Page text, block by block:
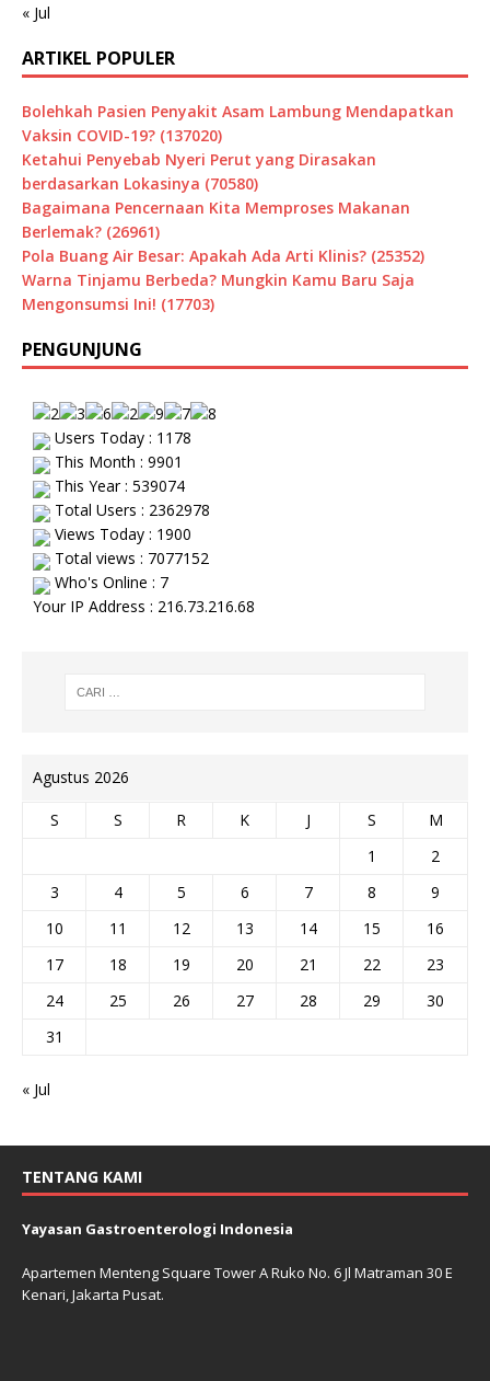
« Jul
ARTIKEL POPULER
Bolehkah Pasien Penyakit Asam Lambung Mendapatkan
Vaksin COVID-19? (137020)
Ketahui Penyebab Nyeri Perut yang Dirasakan
berdasarkan Lokasinya (70580)
Bagaimana Pencernaan Kita Memproses Makanan
Berlemak? (26961)
Pola Buang Air Besar: Apakah Ada Arti Klinis? (25352)
Warna Tinjamu Berbeda? Mungkin Kamu Baru Saja
Mengonsumsi Ini! (17703)
PENGUNJUNG
Users Today : 1178
This Month : 9901
This Year : 539074
Total Users : 2362978
Views Today : 1900
Total views : 7077152
Who's Online : 7
Your IP Address : 216.73.216.68
Agustus 2026
S S R K J S
M
1
2
3
4 5 6 7 8
9
10
11 12 13 14 15
16
17
18 19 20 21 22
23
24
25 26 27 28 29
30
31
« Jul
TENTANG KAMI
Yayasan Gastroenterologi Indonesia
Apartemen Menteng Square Tower A Ruko No. 6 Jl Matraman 30 E
Kenari, Jakarta Pusat.